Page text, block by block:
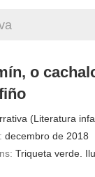
o
(Literatura
decembro de 2018
Triqueta verde.